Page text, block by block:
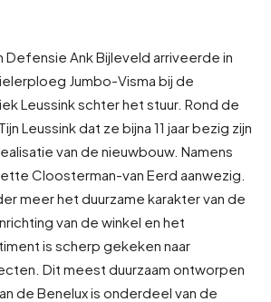
Defensie Ank Bijleveld arriveerde in
Jumbo-Visma bij de
Leussink schter het stuur. Rond de
Leussink dat ze bijna 11 jaar bezig zijn
van de nieuwbouw. Namens
Cloosterman-van Eerd aanwezig.
meer het duurzame karakter van de
van de winkel en het
is scherp gekeken naar
Dit meest duurzaam ontworpen
de Benelux is onderdeel van de